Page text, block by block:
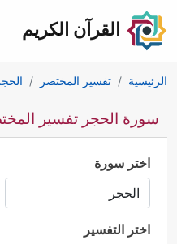
القرآن الكريم
الرئيسية تفسير المختصر
سورة الحجر تفسير المختصر
اختر سورة
اختر التفسير